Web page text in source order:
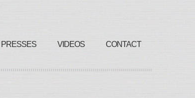
PRESSES VIDEOS CONTACT